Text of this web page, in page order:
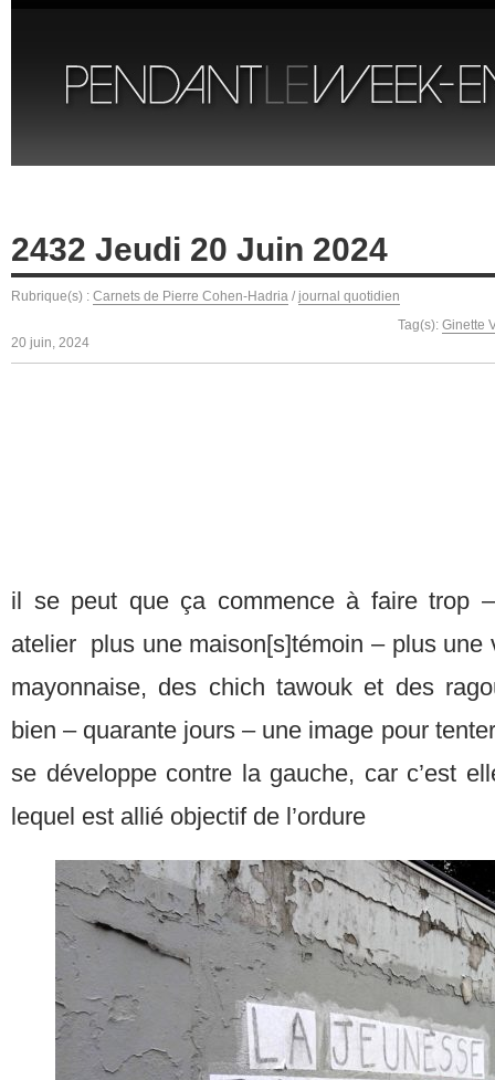
2432 Jeudi 20 Juin 2024
Rubrique(s) : Carnets de Pierre Cohen-Hadria / journal quotidien
Tag(s): Ginette
20 juin, 2024
il se peut que ça commence à faire trop
atelier plus une maison[s]témoin – plus
mayonnaise, des chich tawouk et des
bien – quarante jours – une image pour
se développe contre la gauche, car c’est
lequel est allié objectif de l’ordure